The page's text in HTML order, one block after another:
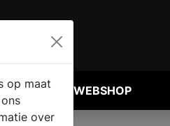
WEBSHOP
op maat
over